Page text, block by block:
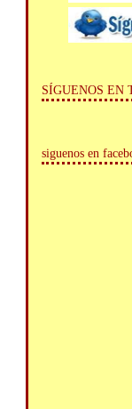
SÍGUENOS EN
siguenos en